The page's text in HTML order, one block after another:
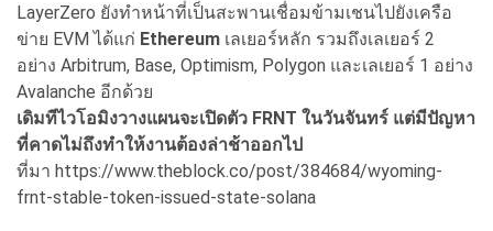
LayerZero ยังทำหน้าที่เป็นสะพานเชื่อมข้ามเชนไปยังเครือ
ข่าย EVM ได้แก่ Ethereum เลเยอร์หลัก รวมถึงเลเยอร์ 2
อย่าง Arbitrum, Base, Optimism, Polygon และเลเยอร์ 1 อย่าง
Avalanche อีกด้วย
เดิมทีไวโอมิงวางแผนจะเปิดตัว FRNT ในวันจันทร์ แต่มีปัญหา
ที่คาดไม่ถึงทำให้งานต้องล่าช้าออกไป
ที่มา https://www.theblock.co/post/384684/wyoming-
frnt-stable-token-issued-state-solana